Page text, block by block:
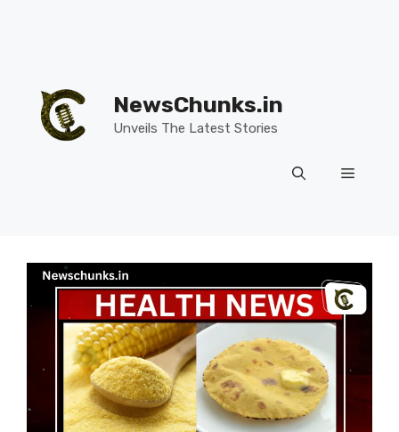
content
NewsChunks.in
Unveils The Latest Stories
Menu